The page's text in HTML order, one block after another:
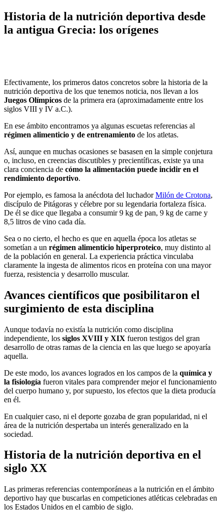
Historia de la nutrición deportiva desde
la antigua Grecia: los orígenes
Efectivamente, los primeros datos concretos sobre la historia de la
nutrición deportiva de los que tenemos noticia, nos llevan a los
Juegos Olímpicos de la primera era (aproximadamente entre los
siglos VIII y IV a.C.).
En ese ámbito encontramos ya algunas escuetas referencias al
régimen alimenticio y de entrenamiento de los atletas.
Así, aunque en muchas ocasiones se basasen en la simple conjetura
o, incluso, en creencias discutibles y precientíficas, existe ya una
clara conciencia de cómo la alimentación puede incidir en el
rendimiento deportivo.
Por ejemplo, es famosa la anécdota del luchadorMilón de Crotona,
discípulo de Pitágoras y célebre por su legendaria fortaleza física.
De él se dice que llegaba a consumir 9 kg de pan, 9 kg de carne y
8,5 litros de vino cada día.
Sea o no cierto, el hecho es que en aquella época los atletas se
sometían a un régimen alimenticio hiperproteico, muy distinto al
de la población en general. La experiencia práctica vinculaba
claramente la ingesta de alimentos ricos en proteína con una mayor
fuerza, resistencia y desarrollo muscular.
Avances científicos que posibilitaron el
surgimiento de esta disciplina
Aunque todavía no existía la nutrición como disciplina
independiente, los siglos XVIII y XIX fueron testigos del gran
desarrollo de otras ramas de la ciencia en las que luego se apoyaría
aquella.
De este modo, los avances logrados en los campos de la química y
la fisiología fueron vitales para comprender mejor el funcionamiento
del cuerpo humano y, por supuesto, los efectos que la dieta producía
en él.
En cualquier caso, ni el deporte gozaba de gran popularidad, ni el
área de la nutrición despertaba un interés generalizado en la
sociedad.
Historia de la nutrición deportiva en el
siglo XX
Las primeras referencias contemporáneas a la nutrición en el ámbito
deportivo hay que buscarlas en competiciones atléticas celebradas en
los Estados Unidos en el cambio de siglo.